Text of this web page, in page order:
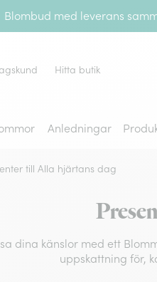
Blombud med leverans
Anledningar
Hitta butik
till Alla hjärtans dag
dina känslor med ett
uppskattning för,